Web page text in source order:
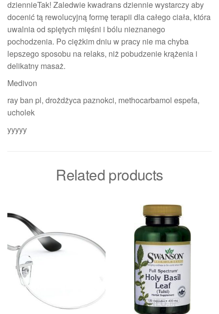
dziennieTak! Zaledwie kwadrans dziennie wystarczy aby
docenić tą rewolucyjną formę terapii dla całego ciała, która
uwalnia od spiętych mięśni i bólu nieznanego
pochodzenia. Po ciężkim dniu w pracy nie ma chyba
lepszego sposobu na relaks, niż pobudzenie krążenia i
delikatny masaż.
Medivon
ray ban pl, drożdżyca paznokci, methocarbamol espefa,
ucholek
yyyyy
Related products